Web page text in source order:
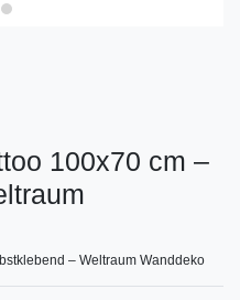
100x70 cm –
– Weltraum Wanddeko